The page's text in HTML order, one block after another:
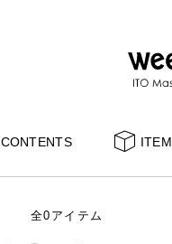
CONTENTS ITEM
全0アイテム